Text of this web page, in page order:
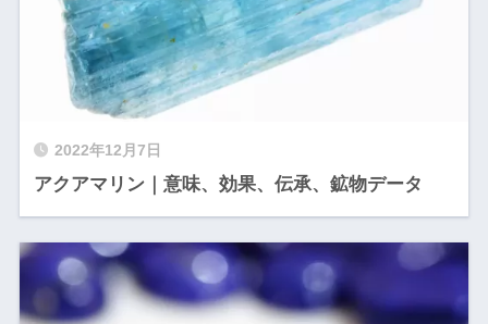
2022年12月7日
アクアマリン｜意味、効果、伝承、鉱物データ